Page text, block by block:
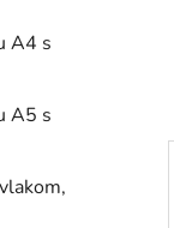
A4 s
A5 s